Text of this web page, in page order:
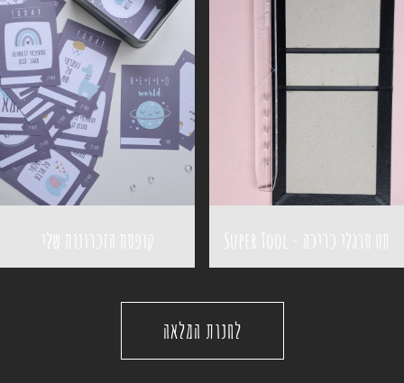
סט סרגלי כריכה - Super Tool קופסת הזכרונות שלי
לחנות המלאה